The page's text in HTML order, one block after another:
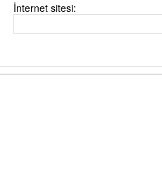
İnternet sitesi: